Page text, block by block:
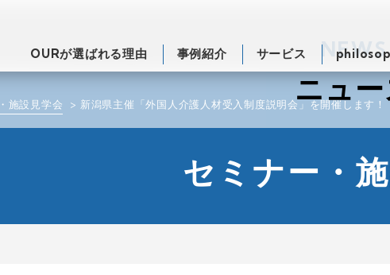
OURが選ばれる理由 事例紹介 サービス NEWS
ニュ
施設見学会 新潟県主催「外国人介護人材受入制度説明会」を開催します！
セミナー・